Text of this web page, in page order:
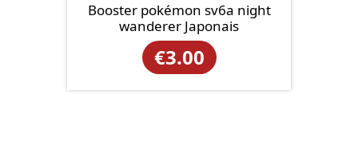
Booster pokémon sv6a night
wanderer Japonais
€3.00